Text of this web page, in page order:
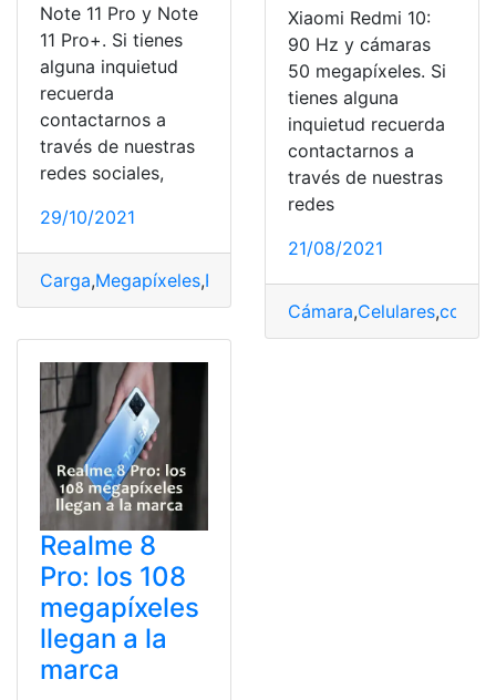
Note 11 Pro y Note
11 Pro+. Si tienes
alguna inquietud
recuerda
contactarnos a
través de nuestras
redes sociales,
29/10/2021
Carga,Megapíxeles,Precios,Redmi Note,versiones
Xiaomi Redmi 10:
90 Hz y cámaras
50 megapíxeles. Si
tienes alguna
inquietud recuerda
contactarnos a
través de nuestras
redes
21/08/2021
Cámara,Celulares,costo
Realme 8
Pro: los 108
megapíxeles
llegan a la
marca